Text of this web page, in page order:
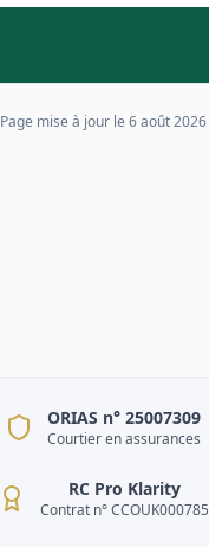
Page mise à jour le 6 août 2026
ORIAS n° 25007309
Courtier en assurances
RC Pro Klarity
Contrat n° CCOUK000785